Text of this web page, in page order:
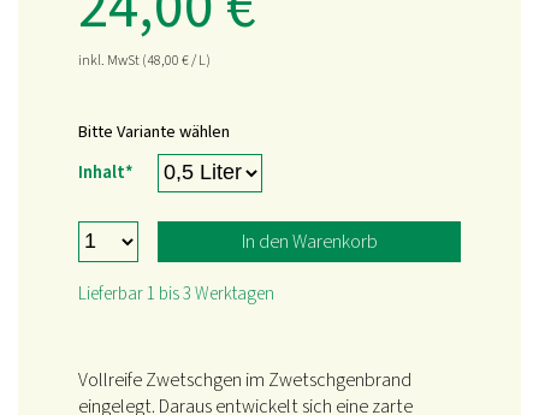
inkl. MwSt(48,00€/ L)
Bitte Variante wählen
Pflichtfeld
Inhalt*
In den Warenkorb
Lieferbar 1 bis 3 Werktagen
Vollreife Zwetschgen im Zwetschgenbrand
eingelegt. Daraus entwickelt sich eine zarte